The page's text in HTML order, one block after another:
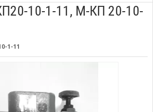
10-1-11, М-КП 20-10-
1-11